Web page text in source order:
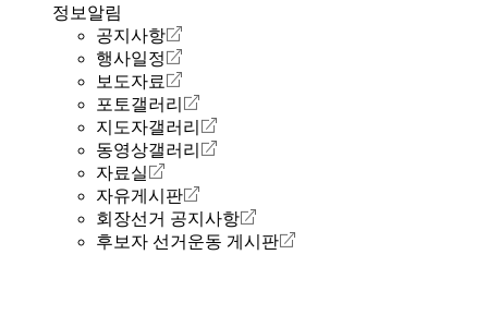
정보알림
공지사항
행사일정
보도자료
포토갤러리
지도자갤러리
동영상갤러리
자료실
자유게시판
회장선거 공지사항
후보자 선거운동 게시판